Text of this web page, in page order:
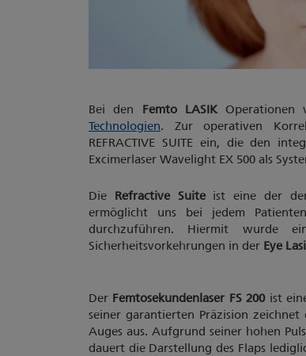
Bei den Femto LASIKOperationen
Technologien. Zur operativen
REFRACTIVE SUITE ein, die den
Excimerlaser Wavelight EX 500 als
Die Refractive Suiteist eine der
ermöglicht uns bei jedem
durchzuführen. Hiermit wurde
Sicherheitsvorkehrungen in der Eye
Der Femtosekundenlaser FS 200ist
seiner garantierten Präzision
Auges aus. Aufgrund seiner hohen
dauert die Darstellung des Flaps